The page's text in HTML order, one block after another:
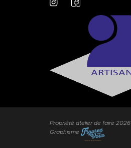
Propriété atelier de faire 2026
Graphisme